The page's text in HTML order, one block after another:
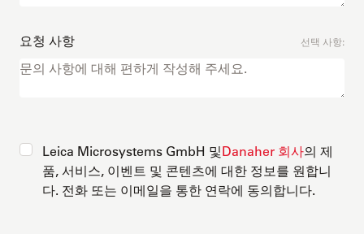
요청 사항 선택 사항:
Leica Microsystems GmbH 및Danaher 회사의 제
품, 서비스, 이벤트 및 콘텐츠에 대한 정보를 원합니
다. 전화 또는 이메일을 통한 연락에 동의합니다.